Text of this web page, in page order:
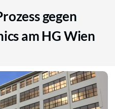
gegen
am HG Wien